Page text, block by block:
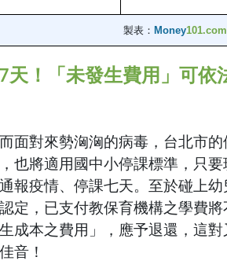
製表： Money
！「未發生費用」可依
面對來勢洶洶的病毒，台北市的
也將適用國中小停課標準，只要
報疫情、停課七天。至於碰上幼
定，已支付教保育機構之學費將
成本之費用」，應予退還，這對
音！